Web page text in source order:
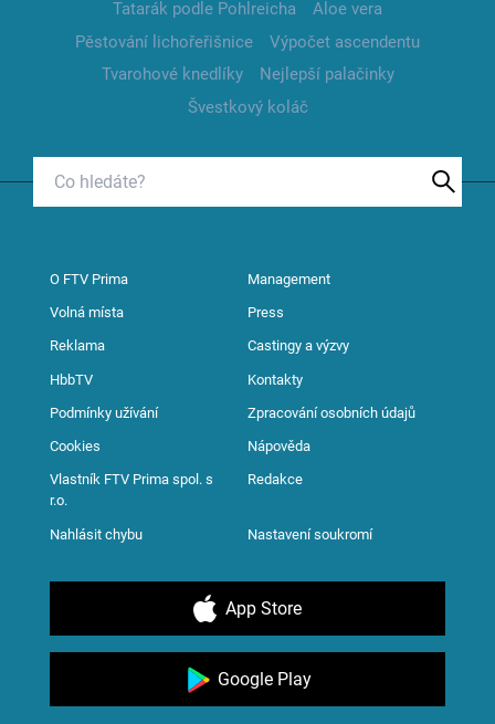
Tatarák podle Pohlreicha
Aloe vera
Pěstování lichořeřišnice
Výpočet ascendentu
Tvarohové knedlíky
Nejlepší palačinky
Švestkový koláč
O FTV Prima Management
Volná místa Press
Reklama Castingy a výzvy
HbbTV Kontakty
Podmínky užívání Zpracování osobních údajů
Cookies Nápověda
Vlastník FTV Prima spol. s
r.o.
Redakce
Nahlásit chybu Nastavení soukromí
App Store
Google Play